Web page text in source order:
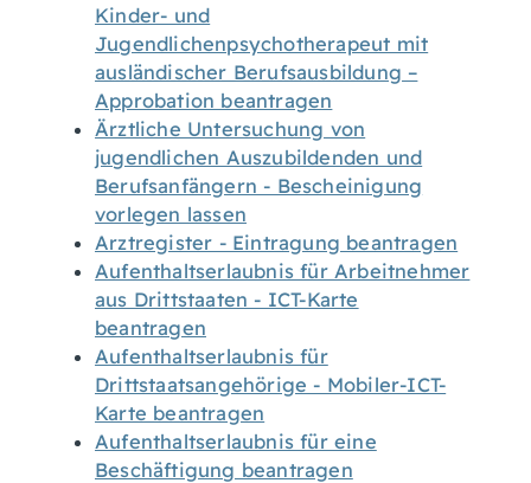
Kinder- und
Jugendlichenpsychotherapeut mit
ausländischer Berufsausbildung –
Approbation beantragen
Ärztliche Untersuchung von
jugendlichen Auszubildenden und
Berufsanfängern - Bescheinigung
vorlegen lassen
Arztregister - Eintragung beantragen
Aufenthaltserlaubnis für Arbeitnehmer
aus Drittstaaten - ICT-Karte
beantragen
Aufenthaltserlaubnis für
Drittstaatsangehörige - Mobiler-ICT-
Karte beantragen
Aufenthaltserlaubnis für eine
Beschäftigung beantragen